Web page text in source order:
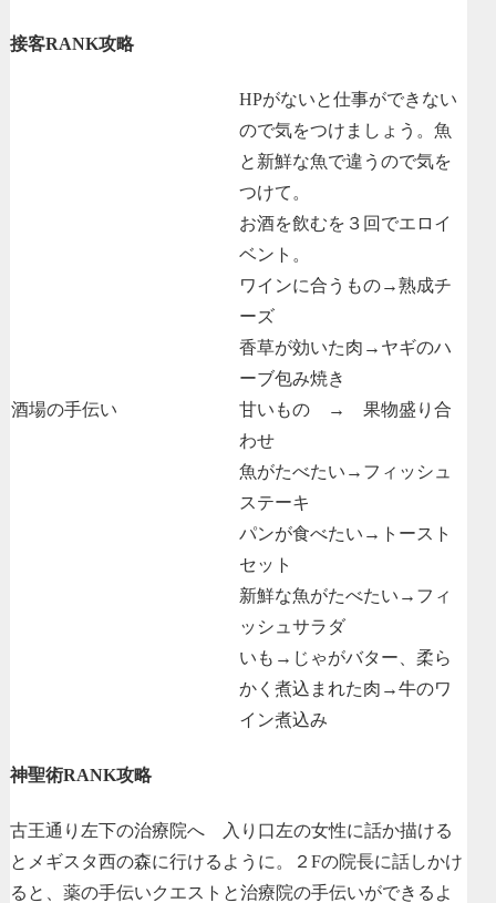
接客RANK攻略
酒場の手伝い
HPがないと仕事ができない
ので気をつけましょう。魚
と新鮮な魚で違うので気を
つけて。
お酒を飲むを３回でエロイ
ベント。
ワインに合うもの→熟成チ
ーズ
香草が効いた肉→ヤギのハ
ーブ包み焼き
甘いもの → 果物盛り合
わせ
魚がたべたい→フィッシュ
ステーキ
パンが食べたい→トースト
セット
新鮮な魚がたべたい→フィ
ッシュサラダ
いも→じゃがバター、柔ら
かく煮込まれた肉→牛のワ
イン煮込み
神聖術RANK攻略
古王通り左下の治療院へ 入り口左の女性に話か描ける
とメギスタ西の森に行けるように。２Fの院長に話しかけ
ると、薬の手伝いクエストと治療院の手伝いができるよ